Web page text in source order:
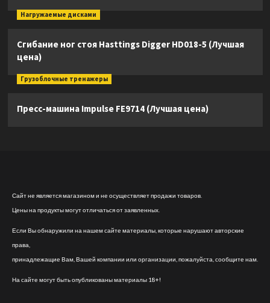
Нагружаемые дисками
Сгибание ног стоя Hasttings Digger HD018-5 (Лучшая
цена)
Грузоблочные тренажеры
Пресс-машина Impulse FE9714 (Лучшая цена)
Сайт не является магазином и не осуществляет продажи товаров.
Цены на продукты могут отличаться от заявленных.
Если Вы обнаружили на нашем сайте материалы, которые нарушают авторские
права,
принадлежащие Вам, Вашей компании или организации, пожалуйста, сообщите нам.
На сайте могут быть опубликованы материалы 18+!